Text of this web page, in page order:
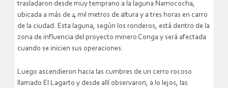
trasladaron desde muy temprano a la laguna Namococha,
ubicada a más de 4 mil metros de altura y a tres horas en carro
de la ciudad. Esta laguna, según los ronderos, está dentro de la
zona de influencia del proyecto minero Conga y será afectada
cuando se inicien sus operaciones.
Luego ascendieron hacia las cumbres de un cerro rocoso
llamado El Lagarto y desde allí observaron, a lo lejos, las